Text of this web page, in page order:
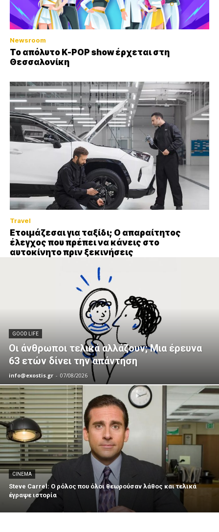
Newsroom
Το απόλυτο K-POP show έρχεται στη
Θεσσαλονίκη
Travel
Ετοιμάζεσαι για ταξίδι; Ο απαραίτητος
έλεγχος που πρέπει να κάνεις στο
αυτοκίνητο πριν ξεκινήσεις
GOOD LIFE
Οι άνθρωποι τελικά αλλάζουν; Μια έρευνα
63 ετών δίνει την απάντηση
info@exostis.gr - 07/08/2026
CINEMA
Steve Carrel: Ο ρόλος που όλοι θεωρούσαν λάθος και τελικά
έγραψε ιστορία